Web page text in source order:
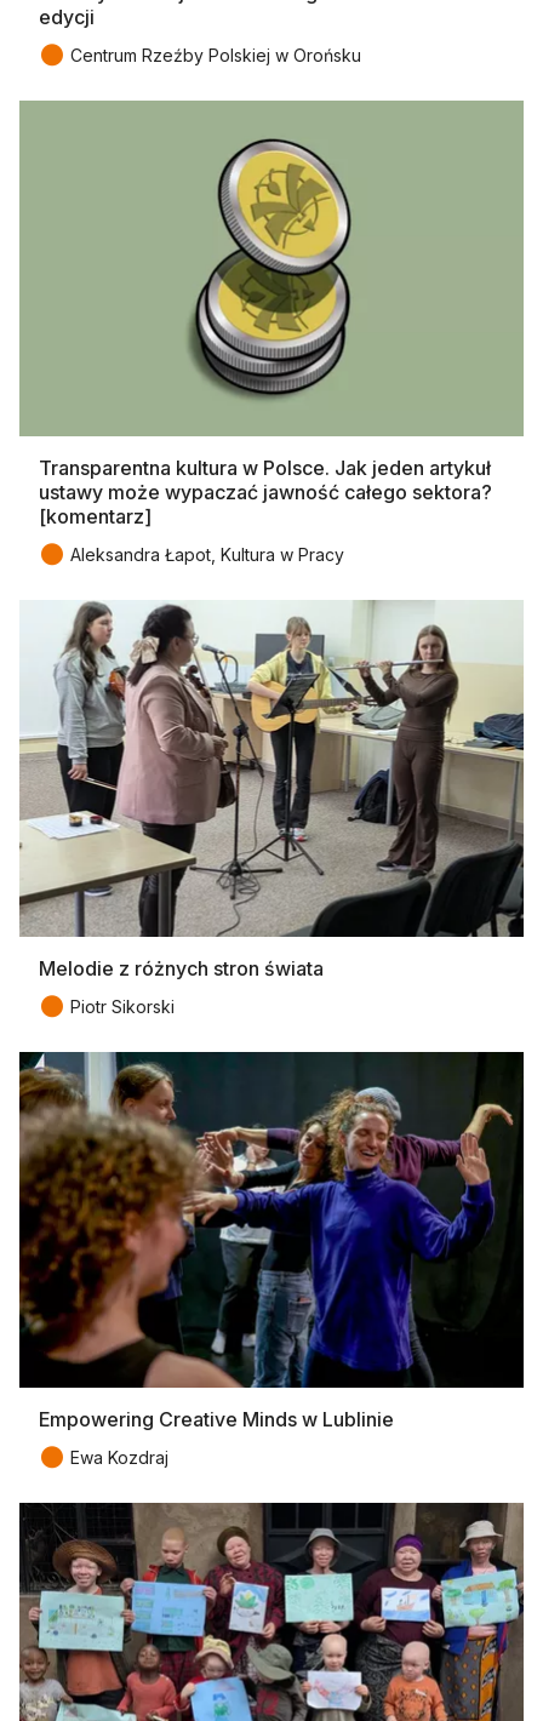
edycji
● Centrum Rzeźby Polskiej w Orońsku
Transparentna kultura w Polsce. Jak jeden artykuł
ustawy może wypaczać jawność całego sektora?
[komentarz]
● Aleksandra Łapot, Kultura w Pracy
Melodie z różnych stron świata
● Piotr Sikorski
Empowering Creative Minds w Lublinie
● Ewa Kozdraj